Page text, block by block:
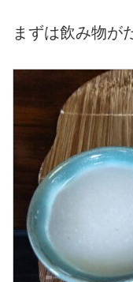
まずは飲み物が